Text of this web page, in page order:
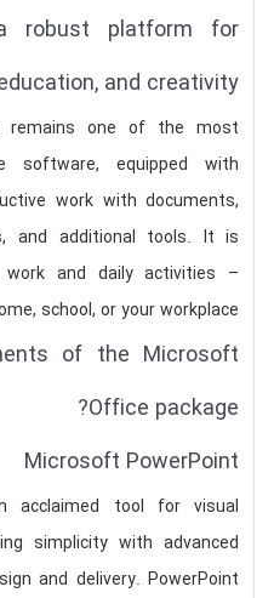
robust platform for
and creativity.
remains one of the most
software, equipped with
work with documents,
and additional tools. It is
and daily activities –
school, or your workplace.
of the Microsoft
Office package?
Microsoft PowerPoint
acclaimed tool for visual
simplicity with advanced
and delivery. PowerPoint